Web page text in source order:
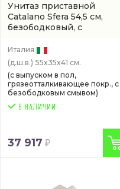
Унитаз приставной
Catalano Sfera 54,5 см,
безободковый, с
(0514550001)
Италия
(д.ш.в.) 55x35x41 см.
(с выпуском в пол,
грязеотталкивающее покр., с
безободковым смывом)
37 917